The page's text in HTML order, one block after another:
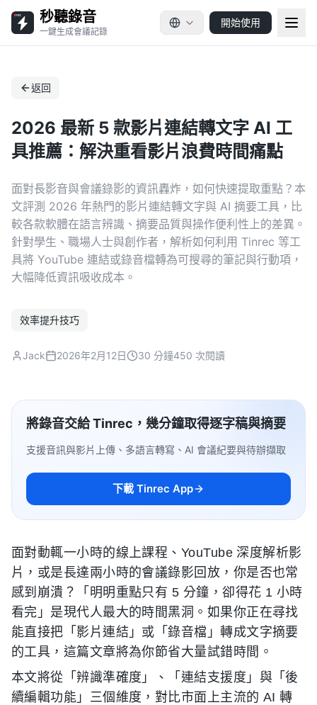
秒聽錄音
一鍵生成會議記錄
開始使用
返回
2026 最新 5 款影片連結轉文字 AI 工
具推薦：解決重看影片浪費時間痛點
面對長影音與會議錄影的資訊轟炸，如何快速提取重點？本
文評測 2026 年熱門的影片連結轉文字與 AI 摘要工具，比
較各款軟體在語言辨識、摘要品質與操作便利性上的差異。
針對學生、職場人士與創作者，解析如何利用 Tinrec 等工
具將 YouTube 連結或錄音檔轉為可搜尋的筆記與行動項，
大幅降低資訊吸收成本。
效率提升技巧
Jack 2026年2月12日 30 分鐘450 次閱讀
將錄音交給 Tinrec，幾分鐘取得逐字稿與摘要
支援音訊與影片上傳、多語言轉寫、AI 會議紀要與待辦擷取
下載 Tinrec App
面對動輒一小時的線上課程、YouTube 深度解析影
片，或是長達兩小時的會議錄影回放，你是否也常
感到崩潰？「明明重點只有 5 分鐘，卻得花 1 小時
看完」是現代人最大的時間黑洞。如果你正在尋找
能直接把「影片連結」或「錄音檔」轉成文字摘要
的工具，這篇文章將為你節省大量試錯時間。
本文將從「辨識準確度」、「連結支援度」與「後
續編輯功能」三個維度，對比市面上主流的 AI 轉